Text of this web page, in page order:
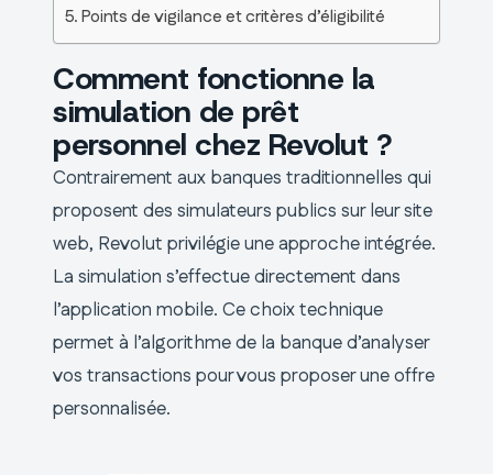
Points de vigilance et critères d’éligibilité
Comment fonctionne la
simulation de prêt
personnel chez Revolut ?
Contrairement aux banques traditionnelles qui
proposent des simulateurs publics sur leur site
web, Revolut privilégie une approche intégrée.
La simulation s’effectue directement dans
l’application mobile. Ce choix technique
permet à l’algorithme de la banque d’analyser
vos transactions pour vous proposer une offre
personnalisée.